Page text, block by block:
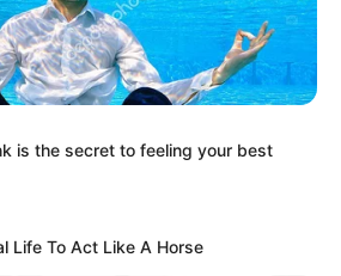
is the secret to feeling your best
Life To Act Like A Horse